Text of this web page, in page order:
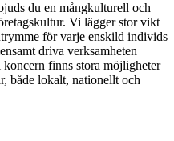
du en mångkulturell och
Vi lägger stor vikt
för varje enskild individs
driva verksamheten
finns stora möjligheter
både lokalt, nationellt och